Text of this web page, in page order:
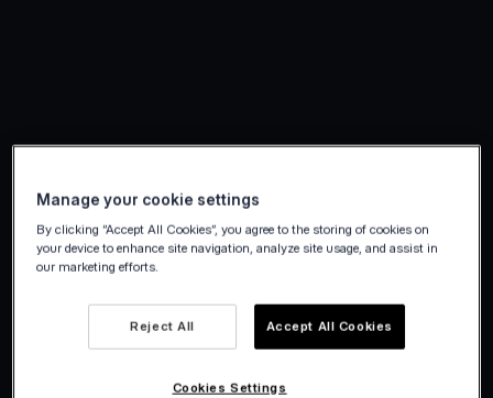
Manage your cookie settings
By clicking “Accept All Cookies”, you agree to the storing of cookies on
your device to enhance site navigation, analyze site usage, and assist in
our marketing efforts.
Reject All Accept All Cookies
Cookies Settings